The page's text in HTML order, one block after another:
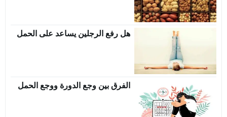
هل رفع الرجلين يساعد على الحمل
الفرق بين وجع الدورة ووجع الحمل